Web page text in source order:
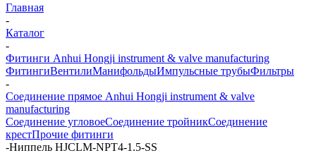
Главная
-
Каталог
-
Фитинги Anhui Hongji instrument & valve manufacturing
ФитингиВентилиМанифольдыИмпульсные трубыФильтры
-
Соединение прямое Anhui Hongji instrument & valve
manufacturing
Соединение угловоеСоединение тройникСоединение
крестПрочие фитинги
-Ниппель HJCLM-NPT4-1.5-SS